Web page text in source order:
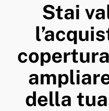
Stai
della